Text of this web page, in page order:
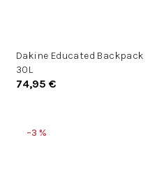
Dakine Educated Backpack
30L
74,95 €
–3 %